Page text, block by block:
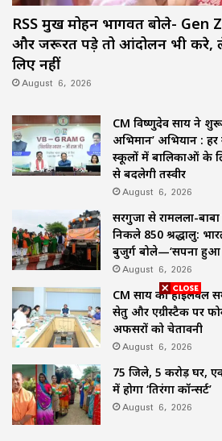
RSS प्रमुख मोहन भागवत बोले- Gen
और जरूरत पड़े तो आंदोलन भी करे,
लिए नहीं
August 6, 2026
CM विष्णुदेव साय ने शुरू
अभिमान’ अभियान :
स्कूलों में बालिकाओं के
से बदलेगी तस्वीर
August 6, 2026
सरगुजा से रामलला-
निकले 850 श्रद्धालु:
बुजुर्ग बोले—‘सपना हुआ
August 6, 2026
CM साय की हाईलेवल
सेतु और एग्रीस्टैक पर
अफसरों को चेतावनी
August 6, 2026
75 जिले, 5 करोड़ घर,
में होगा ‘तिरंगा कॉन्सर्ट’
August 6, 2026